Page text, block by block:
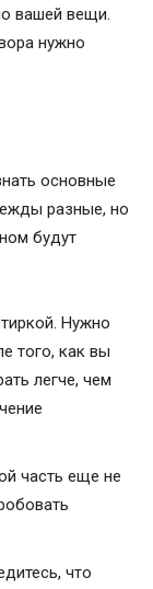
вашей вещи.
нужно
основные
разные, но
будут
Нужно
того, как вы
легче, чем
часть еще не
что